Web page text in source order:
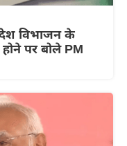
विभाजन के
होने पर बोले PM